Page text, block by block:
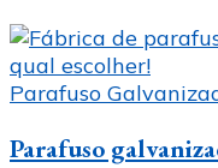
Parafuso
Parafuso